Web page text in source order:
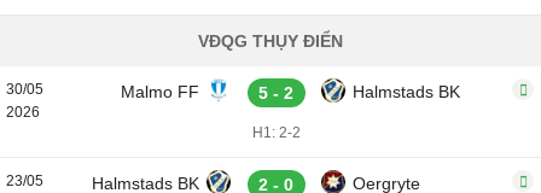
VĐQG THỤY ĐIỂN
30/05
2026
Malmo FF 5 - 2 Halmstads BK
H1: 2-2
23/05
Halmstads BK 2 - 0 Oergryte